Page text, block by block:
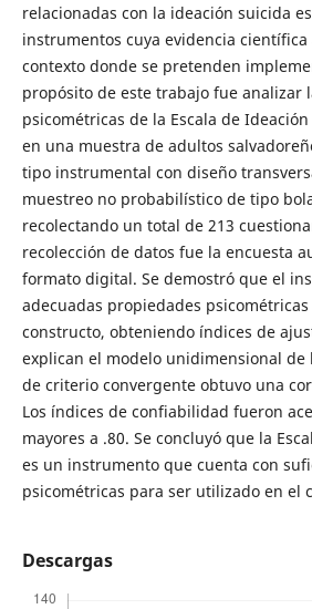
relacionadas con la ideación suicida
instrumentos cuya evidencia científica
contexto donde se pretenden
propósito de este trabajo fue analizar
psicométricas de la Escala de
en una muestra de adultos
tipo instrumental con diseño
muestreo no probabilístico de tipo
recolectando un total de 213
recolección de datos fue la encuesta
formato digital. Se demostró que el
adecuadas propiedades
constructo, obteniendo índices de
explican el modelo unidimensional de
de criterio convergente obtuvo una
Los índices de confiabilidad fueron
mayores a .80. Se concluyó que la
es un instrumento que cuenta con
psicométricas para ser utilizado en el
Descargas